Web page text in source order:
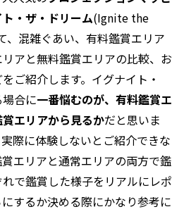
・ザ・ドリーム(Ignite the
、混雑ぐあい、有料鑑賞エリア
アと無料鑑賞エリアの比較、お
ご紹介します。イグナイト・
合に一番悩むのが、有料鑑賞エ
エリアから見るかだと思いま
際に体験しないとご紹介できな
エリアと通常エリアの両方で鑑
で鑑賞した様子をリアルにレポ
するか決める際にかなり参考に